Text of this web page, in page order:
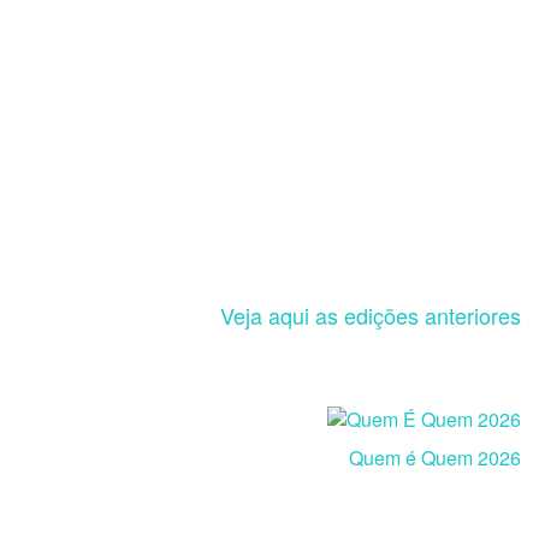
Veja aqui as edições anteriores
Quem é Quem 2026